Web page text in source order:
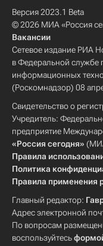
Версия 2023.1 Beta
© 2026 МИА «Россия
Вакансии
Сетевое издание РИА
в Федеральной службе
информационных
(Роскомнадзор) 08
Свидетельство о
Учредитель:
предприятие
«Россия сегодня»
Правила
Политика
Правила применения
Главный редактор:
Адрес электронной
По вопросам
воспользуйтесь